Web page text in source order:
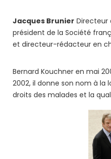
Jacques Brunier Directeur
président de la Société
et directeur-rédacteur en
Bernard Kouchner en mai
2002, il donne son nom à la
droits des malades et la